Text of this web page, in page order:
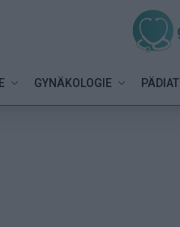
GYNÄKOLOGIE